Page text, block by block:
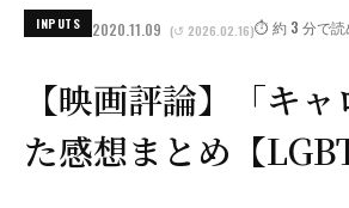
INPUTS 2020.11.09 (↺ 2026.02.16)⏱️ 約 3 分で読
【映画評論】「キ
た感想まとめ【